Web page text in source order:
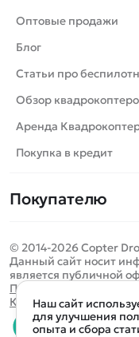
Танки
Вертолеты
Катера
Роботы
Самолеты
Сборные модели
Спецтехника
Игрушки
Запчасти для
Бренды
Оптовые продажи
Блог
Статьи про
Обзор
Аренда
Покупка в кредит
Покупателю
Оплата и доставка
Помощь
Отследить заказ
Оплата на сайте
© 2014-2026 Copter
Данный сайт носит
является публичной
Политика
Карта сайта
Определить
Санкт-Петербург
Наш сайт
для улучшения
опыта и сбора